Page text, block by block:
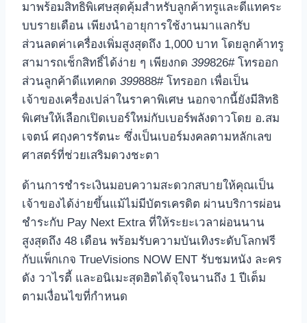
มาพร้อมสิทธิพิเศษสุดคุ้มสำหรับลูกค้าทรูและดีแทคระ
บบรายเดือน เพียงนำอายุการใช้งานมาแลกรับ
ส่วนลดค่าเครื่องเพิ่มสูงสุดถึง 1,000 บาท โดยลูกค้าทรู
สามารถเช็กสิทธิ์ได้ง่าย ๆ เพียงกด 399826# โทรออก
ส่วนลูกค้าดีแทคกด 399888# โทรออก เพื่อเป็น
เจ้าของเครื่องเปล่าในราคาพิเศษ นอกจากนี้ยังมีสิทธิ
พิเศษให้เลือกเปิดเบอร์ใหม่กับเบอร์พลังดาวโดย อ.สม
เจตน์ ศฤงคารรัตนะ ซึ่งเป็นเบอร์มงคลตามหลักเลข
ศาสตร์ที่ช่วยเสริมดวงชะตา
ด้านการชำระเงินมอบความสะดวกสบายให้คุณเป็น
เจ้าของได้ง่ายขึ้นแม้ไม่มีบัตรเครดิต ผ่านบริการผ่อน
ชำระกับ Pay Next Extra ที่ให้ระยะเวลาผ่อนนาน
สูงสุดถึง 48 เดือน พร้อมรับความบันเทิงระดับโลกฟรี
กับแพ็กเกจ TrueVisions NOW ENT รับชมหนัง ละคร
ดัง วาไรตี้ และอนิเมะสุดฮิตได้จุใจนานถึง 1 ปีเต็ม
ตามเงื่อนไขที่กำหนด